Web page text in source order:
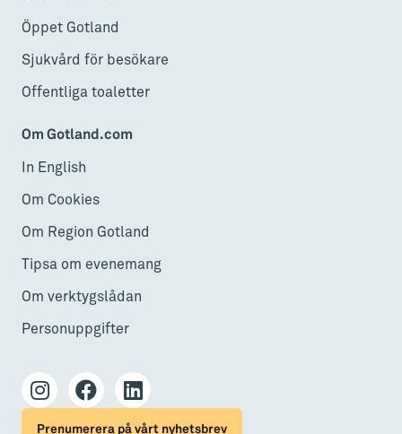
Öppet Gotland
Sjukvård för besökare
Offentliga toaletter
Om Gotland.com
In English
Om Cookies
Om Region Gotland
Tipsa om evenemang
Om verktygslådan
Personuppgifter
Prenumerera på vårt nyhetsbrev